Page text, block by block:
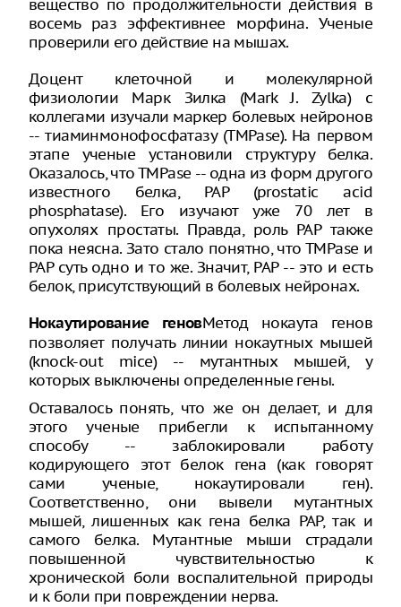
вещество по продолжительности действия в
восемь раз эффективнее морфина. Ученые
проверили его действие на мышах.
Доцент клеточной и молекулярной
физиологии Марк Зилка (Mark J. Zylka) с
коллегами изучали маркер болевых нейронов
-- тиаминмонофосфатазу (ТМPаse). На первом
этапе ученые установили структуру белка.
Оказалось, что ТМPаse -- одна из форм другого
известного белка, PAP (prostatic acid
phosphatase). Его изучают уже 70 лет в
опухолях простаты. Правда, роль РАР также
пока неясна. Зато стало понятно, что ТМPаse и
РАР суть одно и то же. Значит, РАР -- это и есть
белок, присутствующий в болевых нейронах.
Нокаутирование геновМетод нокаута генов
позволяет получать линии нокаутных мышей
(knock-out mice) -- мутантных мышей, у
которых выключены определенные гены.
Оставалось понять, что же он делает, и для
этого ученые прибегли к испытанному
способу -- заблокировали работу
кодирующего этот белок гена (как говорят
сами ученые, нокаутировали ген).
Соответственно, они вывели мутантных
мышей, лишенных как гена белка РАР, так и
самого белка. Мутантные мыши страдали
повышенной чувствительностью к
хронической боли воспалительной природы
и к боли при повреждении нерва.